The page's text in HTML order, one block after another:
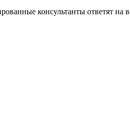
консультанты ответят